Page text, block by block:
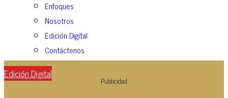
Enfoques
Nosotros
Edición Digital
Contáctenos
Edición Digital
Publicidad